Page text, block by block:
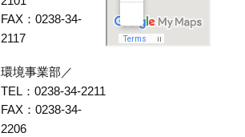
FAX：0238-34-
2117
環境事業部／
TEL：0238-34-2211
FAX：0238-34-
2206